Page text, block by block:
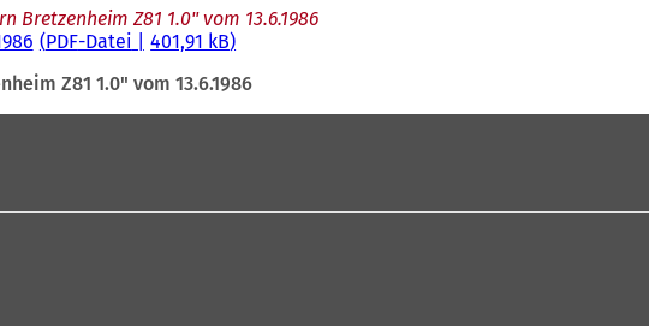
Z81 1.0" vom 13.6.1986
PDF-Datei 401,91 kB
Z81 1.0" vom 13.6.1986